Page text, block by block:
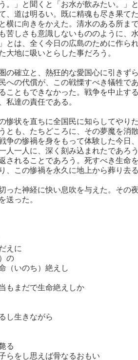
。」と聞くと「お水が飲みたい。」
、道は明るい。既に精魂も尽き果て
横に向きをかえた。清水のある所ま
苦しさも意識しないもののように、
とは、全く今日の広島のために作ら
大地に吸いとらした事だろう。
の確立と、熱狂的な愛国心に引きず
への代償が、この戦慄すべき犠牲で
こともできなかった。戦争を中止す
私達の責任である。
惨状を直ちに全国民に知らしてやり
とも、たちどころに、その夢魔を消
争の惨禍を身をもって体験した今日
人一人に、深く刻み込まれたであろ
されることであろう。死すべき生命
、この惨禍を永久に地上から葬り去
た神経に快い息吹を与えた。その
送った。
えに
の
（いのち）絶えし
もまだで生命絶えしか
し生きながら
る
らをし思えば骨なるおもい